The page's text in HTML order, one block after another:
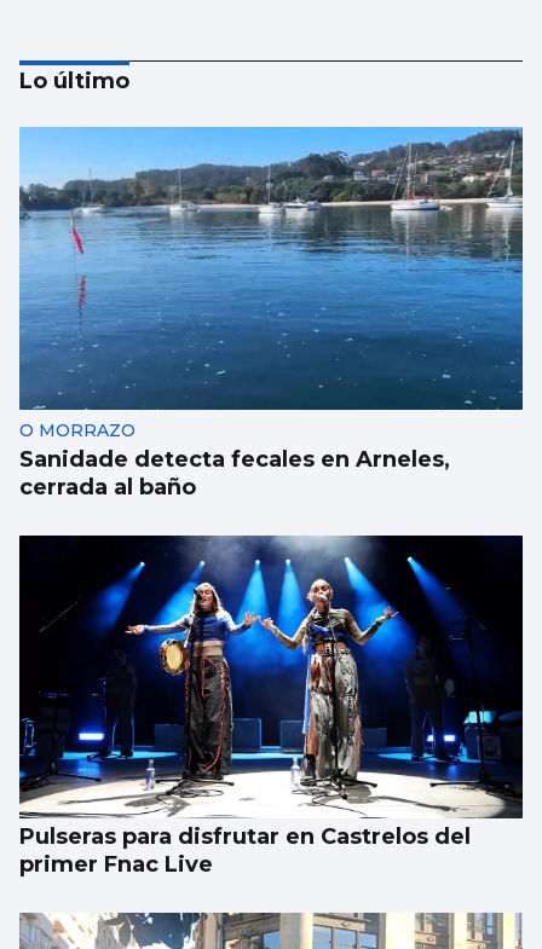
Encuesta | ¿Qué camiseta de la selección
española de fútbol te gusta más?
Lo último
O MORRAZO
Sanidade detecta fecales en Arneles,
cerrada al baño
Pulseras para disfrutar en Castrelos del
primer Fnac Live